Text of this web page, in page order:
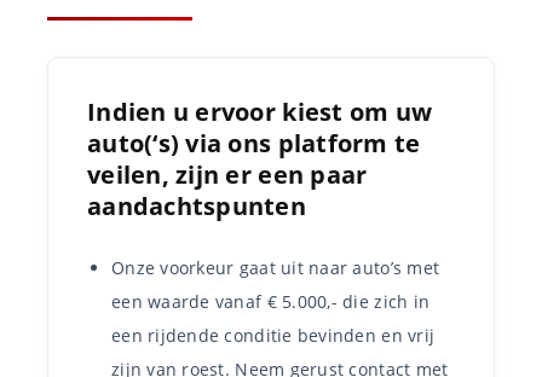
Indien u ervoor kiest om uw
auto(‘s) via ons platform te
veilen, zijn er een paar
aandachtspunten
Onze voorkeur gaat uit naar auto’s met
een waarde vanaf € 5.000,- die zich in
een rijdende conditie bevinden en vrij
zijn van roest. Neem gerust contact met